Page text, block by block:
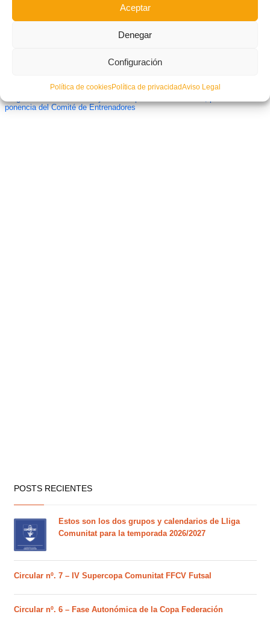
Aceptar
Denegar
Configuración
Política de cookiesPolítica de privacidadAviso Legal
ponencia del Comité de Entrenadores
POSTS RECIENTES
Estos son los dos grupos y calendarios de Lliga
Comunitat para la temporada 2026/2027
Circular nº. 7 – IV Supercopa Comunitat FFCV Futsal
Circular nº. 6 – Fase Autonómica de la Copa Federación